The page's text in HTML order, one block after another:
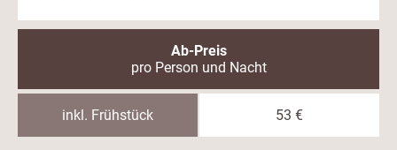
Ab-Preis
pro Person und Nacht
inkl. Frühstück 53 €